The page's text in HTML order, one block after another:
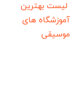
لیست بهترین
آموزشگاه های
موسیقی